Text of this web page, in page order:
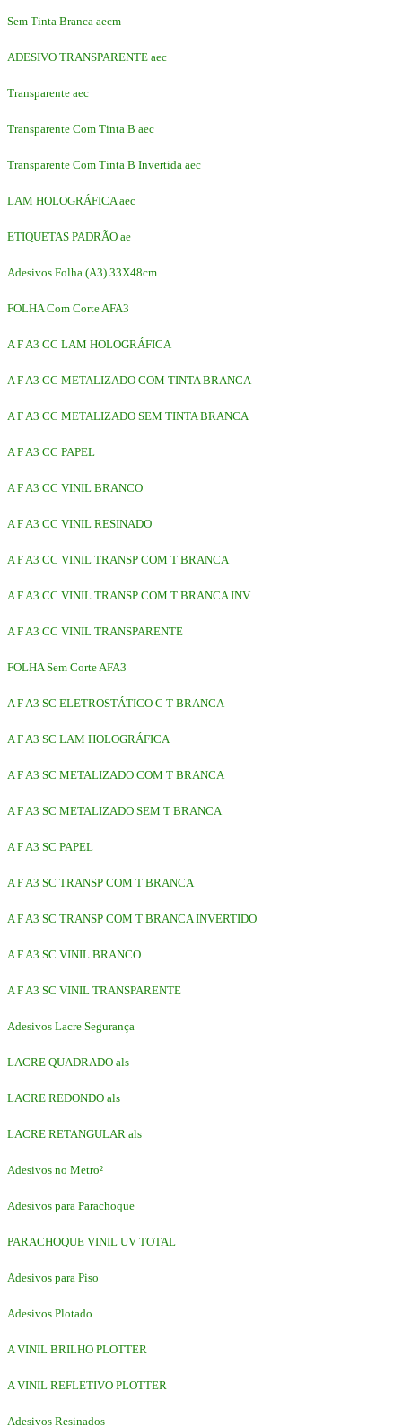
Sem Tinta Branca aecm
ADESIVO TRANSPARENTE aec
Transparente aec
Transparente Com Tinta B aec
Transparente Com Tinta B Invertida aec
LAM HOLOGRÁFICA aec
ETIQUETAS PADRÃO ae
Adesivos Folha (A3) 33X48cm
FOLHA Com Corte AFA3
A F A3 CC LAM HOLOGRÁFICA
A F A3 CC METALIZADO COM TINTA BRANCA
A F A3 CC METALIZADO SEM TINTA BRANCA
A F A3 CC PAPEL
A F A3 CC VINIL BRANCO
A F A3 CC VINIL RESINADO
A F A3 CC VINIL TRANSP COM T BRANCA
A F A3 CC VINIL TRANSP COM T BRANCA INV
A F A3 CC VINIL TRANSPARENTE
FOLHA Sem Corte AFA3
A F A3 SC ELETROSTÁTICO C T BRANCA
A F A3 SC LAM HOLOGRÁFICA
A F A3 SC METALIZADO COM T BRANCA
A F A3 SC METALIZADO SEM T BRANCA
A F A3 SC PAPEL
A F A3 SC TRANSP COM T BRANCA
A F A3 SC TRANSP COM T BRANCA INVERTIDO
A F A3 SC VINIL BRANCO
A F A3 SC VINIL TRANSPARENTE
Adesivos Lacre Segurança
LACRE QUADRADO als
LACRE REDONDO als
LACRE RETANGULAR als
Adesivos no Metro²
Adesivos para Parachoque
PARACHOQUE VINIL UV TOTAL
Adesivos para Piso
Adesivos Plotado
A VINIL BRILHO PLOTTER
A VINIL REFLETIVO PLOTTER
Adesivos Resinados